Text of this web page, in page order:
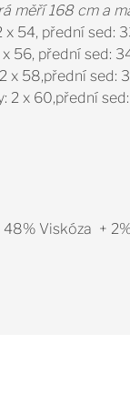
měří 168 cm a
x 54, přední sed:
56, přední sed:
x 58,přední sed:
2 x 60,přední
Viskóza +